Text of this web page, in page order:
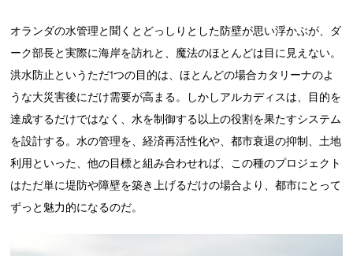
オランダの水管理と聞くとどっしりとした防壁が思い浮かぶが、ダ
ーク部長と実際に海岸を訪れと、魔法のほとんどは目に見えない。
洪水防止というただ1つの目的は、ほとんどの場合カタリーナのよ
うな大災害後にだけ需要が高まる。しかしアルカディスは、目的を
達成するだけではなく、水を制御する以上の役割を果たすシステム
を設計する。水の管理を、経済再活性化や、都市衰退の抑制、土地
利用といった、他の目標と組み合わせれば、この種のプロジェクト
はただ単に堤防や障壁を築き上げるだけの場合より、都市にとって
ずっと魅力的になるのだ。